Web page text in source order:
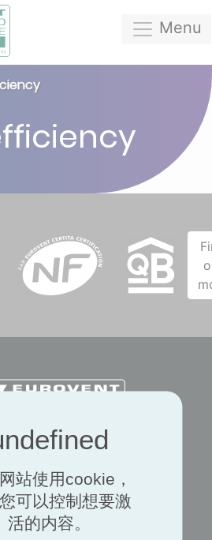
Menu
站使用cookie，
可以控制想要激
活的内容。